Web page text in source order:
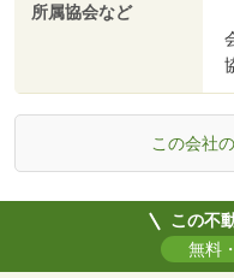
所属協会など
この会社
この不
無料